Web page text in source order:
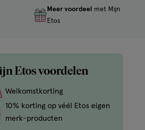
Meer voordeel
met Mijn
Etos
Etos voordelen
Welkomstkorting
10% korting op véél Etos eigen
merk-producten